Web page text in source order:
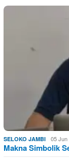
SELOKO JAMBI 05 Jun
Makna Simbolik